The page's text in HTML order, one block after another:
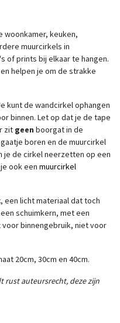
woonkamer, keuken,
muurcirkels in
of prints bij elkaar te hangen.
helpen je om de strakke
kunt de wandcirkel ophangen
binnen. Let op dat je de tape
zit geen boorgat in de
boren en de muurcirkel
je de cirkel neerzetten op een
ook een muurcirkel
een licht materiaal dat toch
schuimkern, met een
binnengebruik, niet voor
20cm, 30cm en 40cm.
rust auteursrecht, deze zijn